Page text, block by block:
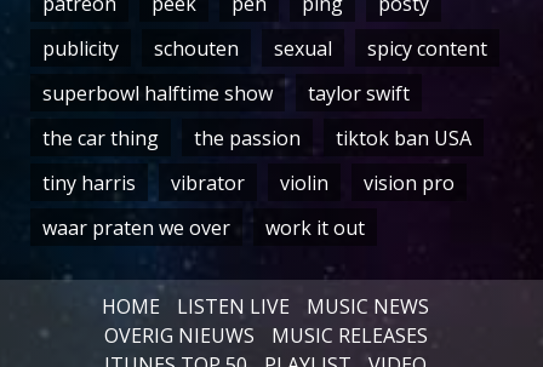
publicity
schouten sexual
spicy content
superbowl halftime show
taylor swift
the car thing
the passion
tiktok ban USA
tiny harris
vibrator violin
vision pro
waar praten we over
work it out
HOME LISTEN LIVE
MUSIC NEWS
OVERIG NIEUWS
MUSIC RELEASES